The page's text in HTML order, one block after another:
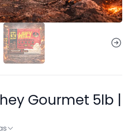
Gourmet 5lb |